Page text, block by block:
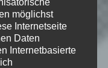
möglichst
Internetseite
Daten
Internetbasierte